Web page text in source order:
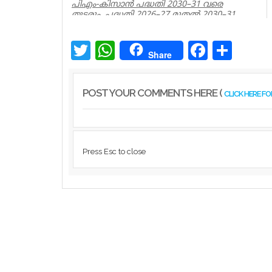
പിഎം-കിസാൻ പദ്ധതി 2030–31 വരെ
തുടരും. പദ്ധതി 2026–27 മുതൽ 2030–31
Latest News
Twitter WhatsAppShare Facebook
POST YOUR COMMENTS HERE ( CLICK HERE
Press Esc to close